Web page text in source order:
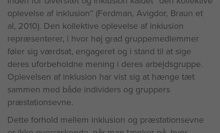
oplevelse af inklusion” (Ferdman, Avigdor, Braun et
al, 2010). Den kollektive oplevelse af inklusion
repræsenterer, i hvor høj grad gruppemedlemmer
føler sig værdsat, engageret og i stand til at sige
deres uforbeholdne mening i deres arbejdsgruppe.
Oplevelsen af inklusion har vist sig at hænge tæt
sammen med både individers og gruppers
præstationsevne.
Dette forhold mellem inklusion og præstationsevne